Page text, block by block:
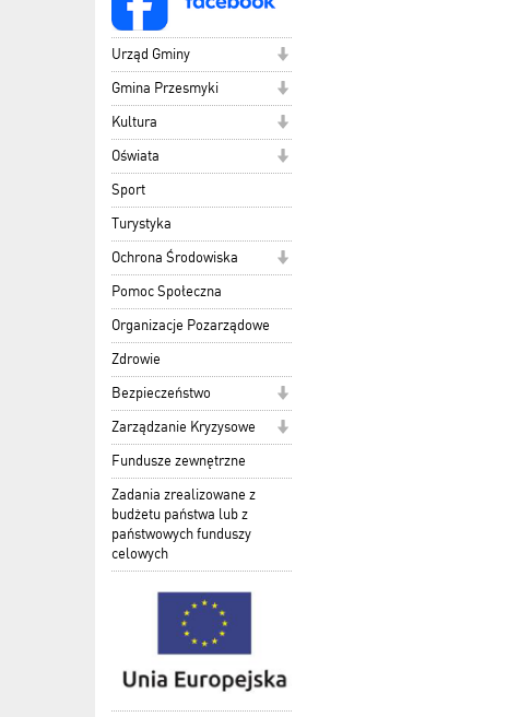
Urząd Gminy
Gmina Przesmyki
Kultura
Oświata
Sport
Turystyka
Ochrona Środowiska
Pomoc Społeczna
Organizacje Pozarządowe
Zdrowie
Bezpieczeństwo
Zarządzanie Kryzysowe
Fundusze zewnętrzne
Zadania zrealizowane z
budżetu państwa lub z
państwowych funduszy
celowych